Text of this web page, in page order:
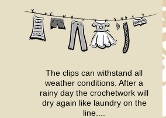
The clips can withstand all
weather conditions. After a
rainy day the crochetwork will
dry again like laundry on the
line....